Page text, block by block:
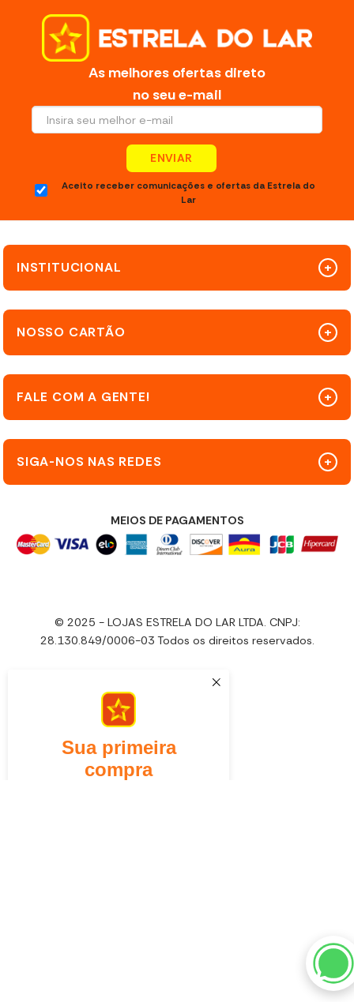
As melhores ofertas direto
no seu e-mail
ENVIAR
Aceito receber comunicações e ofertas da Estrela do
Lar
INSTITUCIONAL
NOSSO CARTÃO
FALE COM A GENTE!
SIGA-NOS NAS REDES
MEIOS DE PAGAMENTOS
© 2025 - LOJAS ESTRELA DO LAR LTDA. CNPJ:
28.130.849/0006-03 Todos os direitos reservados.